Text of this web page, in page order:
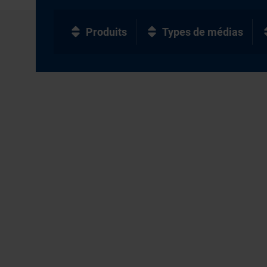
Produits Types de médias